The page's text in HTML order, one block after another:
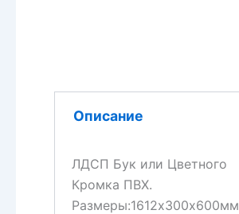
Описание
ЛДСП Бук или Цветного
Кромка ПВХ.
Размеры:1612х300х600мм